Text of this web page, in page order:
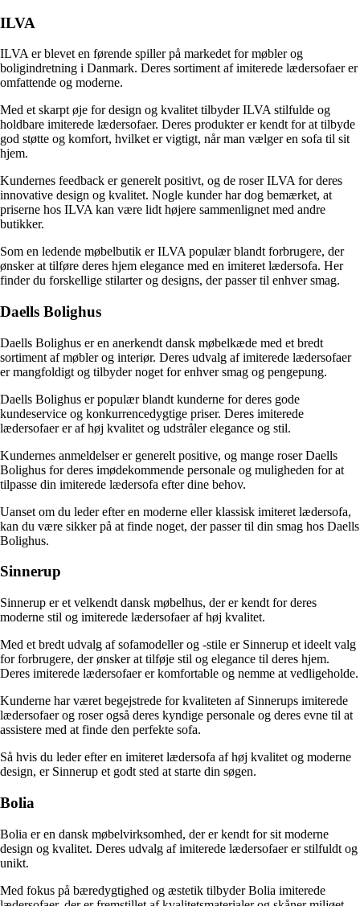
ILVA
ILVA er blevet en førende spiller på markedet for møbler og
boligindretning i Danmark. Deres sortiment af imiterede lædersofaer er
omfattende og moderne.
Med et skarpt øje for design og kvalitet tilbyder ILVA stilfulde og
holdbare imiterede lædersofaer. Deres produkter er kendt for at tilbyde
god støtte og komfort, hvilket er vigtigt, når man vælger en sofa til sit
hjem.
Kundernes feedback er generelt positivt, og de roser ILVA for deres
innovative design og kvalitet. Nogle kunder har dog bemærket, at
priserne hos ILVA kan være lidt højere sammenlignet med andre
butikker.
Som en ledende møbelbutik er ILVA populær blandt forbrugere, der
ønsker at tilføre deres hjem elegance med en imiteret lædersofa. Her
finder du forskellige stilarter og designs, der passer til enhver smag.
Daells Bolighus
Daells Bolighus er en anerkendt dansk møbelkæde med et bredt
sortiment af møbler og interiør. Deres udvalg af imiterede lædersofaer
er mangfoldigt og tilbyder noget for enhver smag og pengepung.
Daells Bolighus er populær blandt kunderne for deres gode
kundeservice og konkurrencedygtige priser. Deres imiterede
lædersofaer er af høj kvalitet og udstråler elegance og stil.
Kundernes anmeldelser er generelt positive, og mange roser Daells
Bolighus for deres imødekommende personale og muligheden for at
tilpasse din imiterede lædersofa efter dine behov.
Uanset om du leder efter en moderne eller klassisk imiteret lædersofa,
kan du være sikker på at finde noget, der passer til din smag hos Daells
Bolighus.
Sinnerup
Sinnerup er et velkendt dansk møbelhus, der er kendt for deres
moderne stil og imiterede lædersofaer af høj kvalitet.
Med et bredt udvalg af sofamodeller og -stile er Sinnerup et ideelt valg
for forbrugere, der ønsker at tilføje stil og elegance til deres hjem.
Deres imiterede lædersofaer er komfortable og nemme at vedligeholde.
Kunderne har været begejstrede for kvaliteten af Sinnerups imiterede
lædersofaer og roser også deres kyndige personale og deres evne til at
assistere med at finde den perfekte sofa.
Så hvis du leder efter en imiteret lædersofa af høj kvalitet og moderne
design, er Sinnerup et godt sted at starte din søgen.
Bolia
Bolia er en dansk møbelvirksomhed, der er kendt for sit moderne
design og kvalitet. Deres udvalg af imiterede lædersofaer er stilfuldt og
unikt.
Med fokus på bæredygtighed og æstetik tilbyder Bolia imiterede